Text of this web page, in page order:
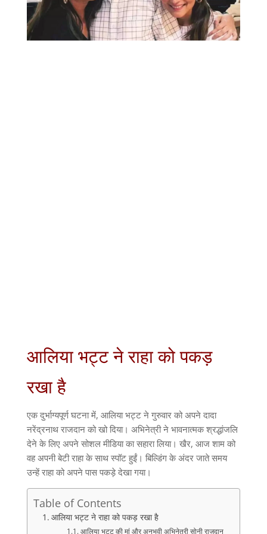
आलिया भट्ट ने राहा को पकड़
रखा है
एक दुर्भाग्यपूर्ण घटना में, आलिया भट्ट ने गुरुवार को अपने दादा
नरेंद्रनाथ राजदान को खो दिया। अभिनेत्री ने भावनात्मक श्रद्धांजलि
देने के लिए अपने सोशल मीडिया का सहारा लिया। खैर, आज शाम को
वह अपनी बेटी राहा के साथ स्पॉट हुईं। बिल्डिंग के अंदर जाते समय
उन्हें राहा को अपने पास पकड़े देखा गया।
Table of Contents
आलिया भट्ट ने राहा को पकड़ रखा है
आलिया भट्ट की मां और अनुभवी अभिनेत्री सोनी राजदान